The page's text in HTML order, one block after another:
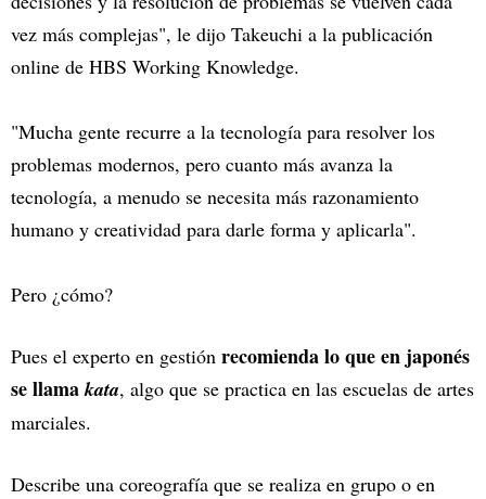
vez más complejas", le dijo Takeuchi a la publicación
online de HBS Working Knowledge.
"Mucha gente recurre a la tecnología para resolver los
problemas modernos, pero cuanto más avanza la
tecnología, a menudo se necesita más razonamiento
humano y creatividad para darle forma y aplicarla".
Pero ¿cómo?
Pues el experto en gestión recomienda lo que en japonés
se llamakata, algo que se practica en las escuelas de artes
marciales.
Describe una coreografía que se realiza en grupo o en